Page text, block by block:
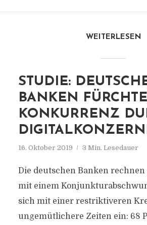
WEITERLESEN
STUDIE:
BANKEN
KONKURRENZ
16. Oktober 2019 3 Min. Lesedauer
Die deutschen Banken
mit einem
sich mit einer restriktiveren
ungemütlichere Zeiten ein: 68